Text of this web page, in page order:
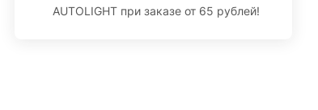
AUTOLIGHT при заказе от 65 рублей!